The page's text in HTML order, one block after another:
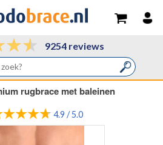
9254 reviews
rugbrace met baleinen
4.9 / 5.0